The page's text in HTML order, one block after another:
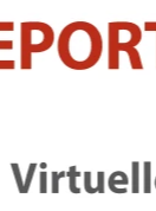
25"